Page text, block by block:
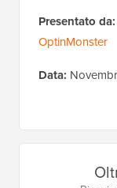
Presentato da:
OptinMonster
Data: